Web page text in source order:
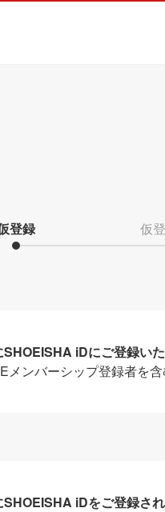
登録 仮
SHOEISHA iDにご登録い
メンバーシップ登録者を含
iDをご登録さ